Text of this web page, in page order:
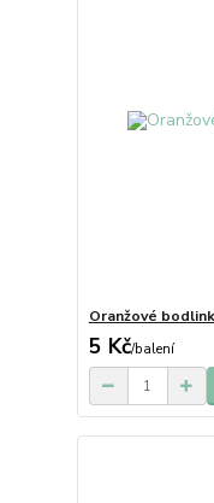
Oranžové
5 Kč/balení